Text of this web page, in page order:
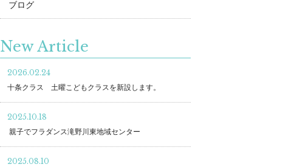
ブログ
New Article
2026.02.24
十条クラス 土曜こどもクラスを新設します。
2025.10.18
親子でフラダンス滝野川東地域センター
2025.08.10